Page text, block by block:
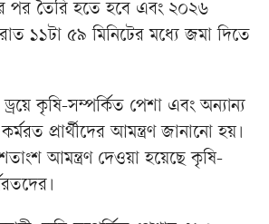
পর তৈরি হতে হবে এবং ২০২৬
১১টা ৫৯ মিনিটের মধ্যে জমা দিতে
কৃষি-সম্পর্কিত পেশা এবং অন্যান্য
প্রার্থীদের আমন্ত্রণ জানানো হয়।
আমন্ত্রণ দেওয়া হয়েছে কৃষি-